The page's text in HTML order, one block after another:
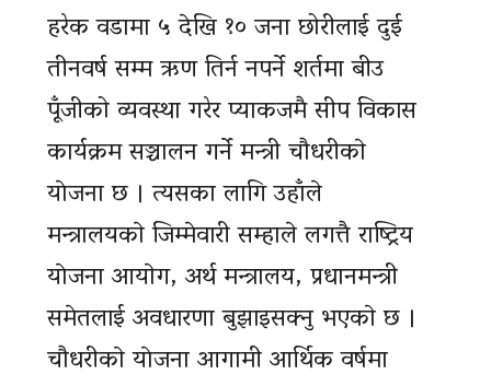
हरेक वडामा ५ देखि १० जना छोरीलाई दुई
तीनवर्ष सम्म ऋण तिर्न नपर्ने शर्तमा बीउ
पूँजीको व्यवस्था गरेर प्याकजमै सीप विकास
कार्यक्रम सञ्चालन गर्ने मन्त्री चाैधरीकाे
याेजना छ । त्यसका लागि उहाँले
मन्त्रालयकाे जिम्मेवारी सम्हाले लगत्तै राष्ट्रिय
याेजना आयाेग, अर्थ मन्त्रालय, प्रधानमन्त्री
समेतलाई अवधारणा बुझाइसक्नु भएकाे छ ।
चाैधरीकाे याेजना आगामी आर्थिक वर्षमा